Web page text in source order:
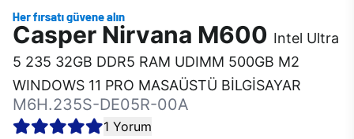
Casper Nirvana M600 Intel Ultra
5 235 32GB DDR5 RAM UDIMM 500GB M2
WINDOWS 11 PRO MASAÜSTÜ BİLGİSAYAR
M6H.235S-DE05R-00A
1 Yorum